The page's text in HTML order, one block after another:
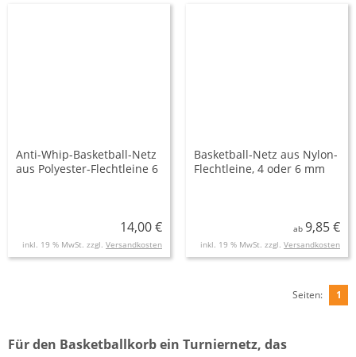
Anti-Whip-Basketball-Netz
aus Polyester-Flechtleine 6
14,00 €
inkl. 19 % MwSt. zzgl. Versandkosten
Basketball-Netz aus Nylon-
Flechtleine, 4 oder 6 mm
ab 9,85 €
inkl. 19 % MwSt. zzgl. Versandkosten
Seiten: 1
Für den Basketballkorb ein Turniernetz, das